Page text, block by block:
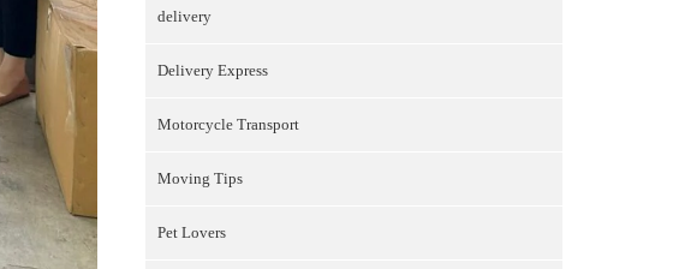
delivery
Delivery Express
Motorcycle Transport
Moving Tips
Pet Lovers